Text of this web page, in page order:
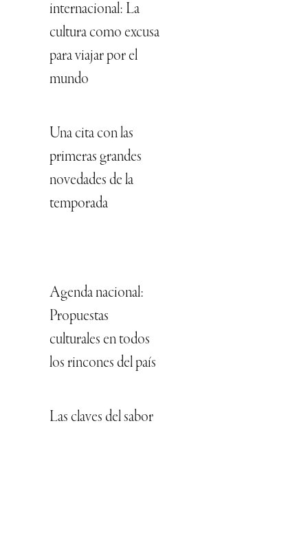
internacional: La
cultura como excusa
para viajar por el
mundo
Una cita con las
primeras grandes
novedades de la
temporada
Agenda nacional:
Propuestas
culturales en todos
los rincones del país
Las claves del sabor